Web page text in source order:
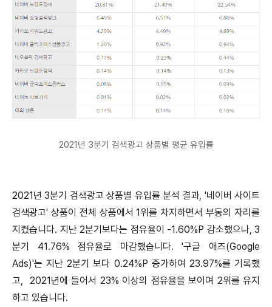
2021년 3분기 검색광고 상품별 평균 유입률
2021년 3분기 검색광고 상품별 유입률 분석 결과, '네이버 사이트
검색광고' 상품이 전체 상품에서 1위를 차지하면서 부동의 자리를
지켰습니다. 지난 2분기보다는 점유율이 -1.60%P 감소했으나, 3
분기 41.76% 점유율로 마감했습니다. '구글 애즈(Google
Ads)'는 지난 2분기 보다 0.24%P 증가하여 23.97%를 기록했
고, 2021년에 들어서 23% 이상의 점유율을 보이며 2위를 유지
하고 있습니다.